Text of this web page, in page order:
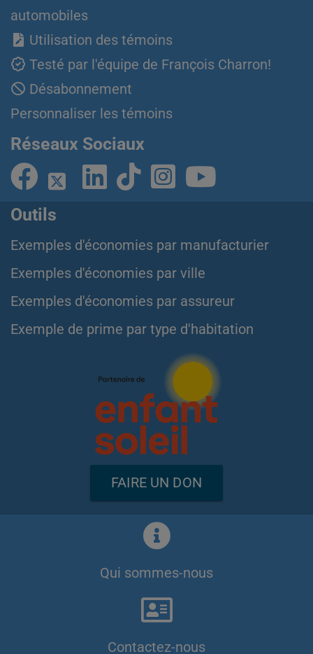
automobiles
Utilisation des témoins
Testé par l'équipe de François Charron!
Désabonnement
Personnaliser les témoins
Réseaux Sociaux
Outils
Exemples d'économies par manufacturier
Exemples d'économies par ville
Exemples d'économies par assureur
Exemple de prime par type d'habitation
FAIRE UN DON
Qui sommes-nous
Contactez-nous